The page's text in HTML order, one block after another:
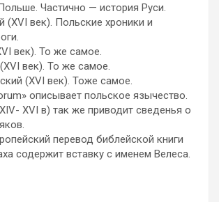
Частично — история Руси.
(XVI век). Польские хроники и
век). То же самое.
век). То же самое.
(XVI век). Тоже самое.
описывает польское язычество.
XVI в) так же приводит сведенья о
перевод библейской книги
содержит вставку с именем Велеса.